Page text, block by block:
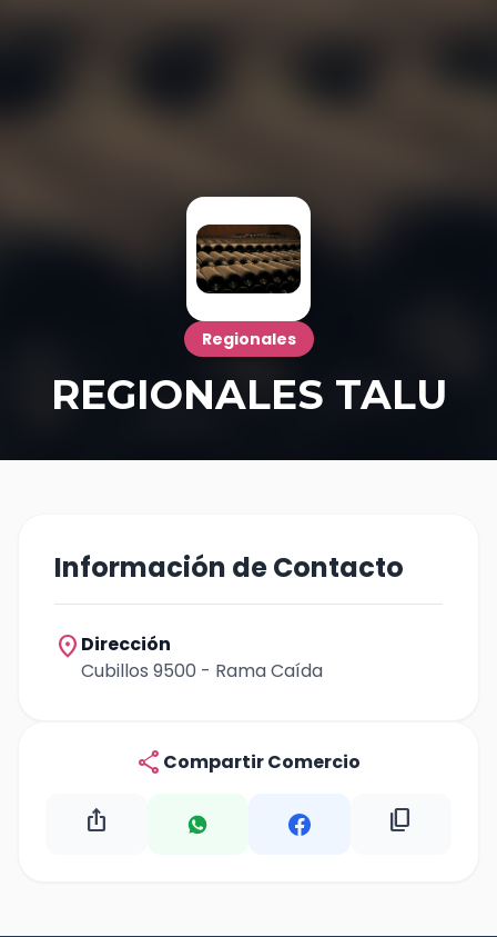
Regionales
REGIONALES TALU
Información de Contacto
location_on Dirección
Cubillos 9500 - Rama Caída
share Compartir Comercio
ios_share content_copy